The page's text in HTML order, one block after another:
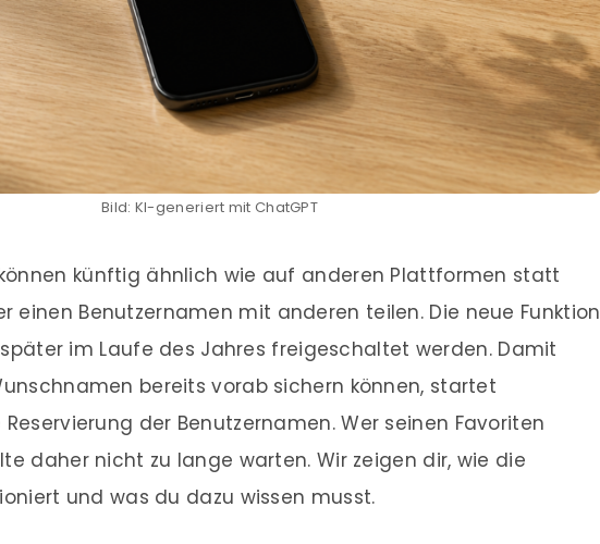
Bild: KI-generiert mit ChatGPT
künftig ähnlich wie auf anderen Plattformen statt
einen Benutzernamen mit anderen teilen. Die neue Funktion
im Laufe des Jahres freigeschaltet werden. Damit
bereits vorab sichern können, startet
der Benutzernamen. Wer seinen Favoriten
daher nicht zu lange warten. Wir zeigen dir, wie die
und was du dazu wissen musst.